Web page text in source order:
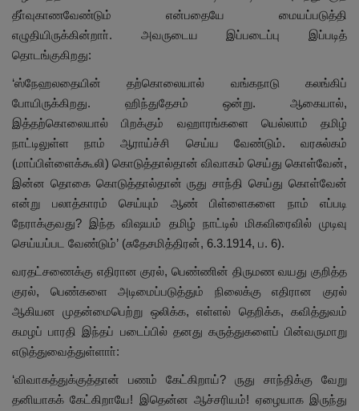
தீா்வுகாணவேண்டும் என்பதையே மையப்படுத்தி
எழுதியிருக்கின்றாா். அவருடைய இப்படைப்பு இப்படித்
தொடங்குகிறது:
‘ஸ்நேஹலதையின் தற்கொலையால் வங்கநாடு கலங்கிப்
போயிருக்கிறது. ஹிந்துதேசம் ஒன்று. ஆகையால்,
இத்தற்கொலையால் பிறக்கும் வஹாரங்களை யெல்லாம் தமிழ்
நாட்டிலுள்ள நாம் ஆராய்ச்சி செய்ய வேண்டும். வரசுல்கம்
(மாப்பிள்ளைக்கூலி) கொடுத்தால்தான் விவாகம் செய்து கொள்வேன்,
இன்ன தொகை கொடுத்தால்தான் ருது சாந்தி செய்து கொள்வேன்
என்று பலாத்காரம் செய்யும் ஆண் பிள்ளைகளை நாம் எப்படி
நேராக்குவது? இந்த விஷயம் தமிழ் நாட்டில் மிகவிரைவில் முடிவு
செய்யப்பட வேண்டும்’ (சுதேசமித்திரன், 6.3.1914, ப. 6).
வரதட்சணைக்கு எதிரான குரல், பெண்ணின் திருமண வயது குறித்த
குரல், பெண்களை அடிமைப்படுத்தும் நிலைக்கு எதிரான குரல்
ஆகியன முதன்மைபெற்று ஒலிக்க, எள்ளல் தெறிக்க, கவித்துவம்
கமழப் பாரதி இந்தப் படைப்பில் தனது கருத்துகளைப் பின்வருமாறு
எடுத்துவைத்துள்ளாா்:
‘விவாகத்துக்குத்தான் பணம் கேட்கிறாய்? ருது சாந்திக்கு வேறு
தனியாகக் கேட்கிறாயே! இதென்ன ஆச்சரியம்! ஏழையாக இருந்து